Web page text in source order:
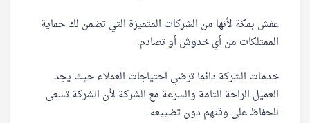
عفش بمكة لأنها من الشركات المتميزة التي تضمن لك حماية
الممتلكات من أي خدوش أو تصادم.
خدمات الشركة دائما ترضي احتياجات العملاء حيث يجد
العميل الراحة التامة والسرعة مع الشركة لأن الشركة تسعى
للحفاظ على وقتهم دون تضييعه.